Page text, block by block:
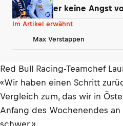
er keine Angst
Im Artikel erwähnt
Max Verstappen
Red Bull Racing-Teamchef
«Wir haben einen Schritt
Vergleich zum, das wir in
Anfang des Wochenendes
schwer.»